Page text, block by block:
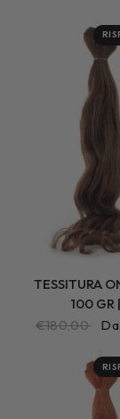
TESSITURA
100 GR
€180,00